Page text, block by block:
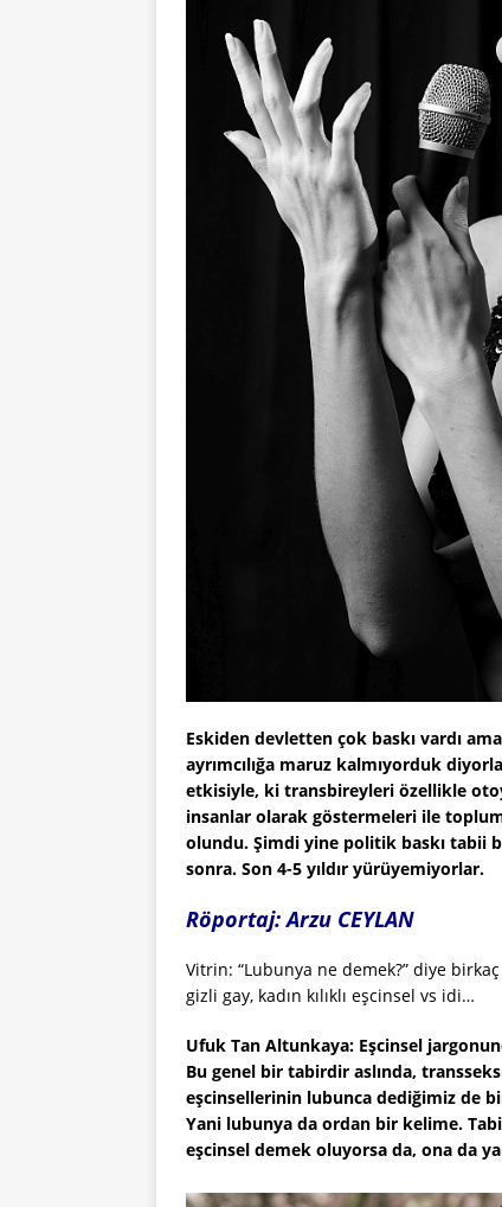
Eskiden devletten çok baskı vardı
ayrımcılığa maruz kalmıyorduk
etkisiyle, ki transbireyleri özellikle
insanlar olarak göstermeleri ile
olundu. Şimdi yine politik baskı tabii
sonra. Son 4-5 yıldır yürüyemiyorlar.
Röportaj: Arzu CEYLAN
Vitrin: “Lubunya ne demek?” diye
gizli gay, kadın kılıklı eşcinsel vs idi…
Ufuk Tan Altunkaya: Eşcinsel
Bu genel bir tabirdir aslında,
eşcinsellerinin lubunca dediğimiz de
Yani lubunya da ordan bir kelime. Tabi
eşcinsel demek oluyorsa da, ona da